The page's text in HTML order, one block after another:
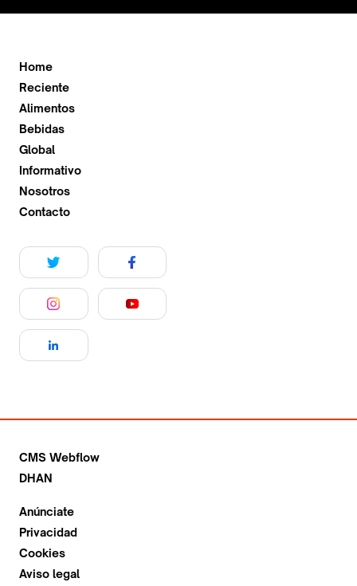
Home
Reciente
Alimentos
Bebidas
Global
Informativo
Nosotros
Contacto
CMS Webflow
DHAN
Anúnciate
Privacidad
Cookies
Aviso legal